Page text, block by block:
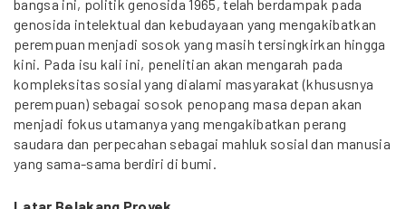
bangsa ini, politik genosida 1965, telah berdampak pada
genosida intelektual dan kebudayaan yang mengakibatkan
perempuan menjadi sosok yang masih tersingkirkan hingga
kini. Pada isu kali ini, penelitian akan mengarah pada
kompleksitas sosial yang dialami masyarakat (khususnya
perempuan) sebagai sosok penopang masa depan akan
menjadi fokus utamanya yang mengakibatkan perang
saudara dan perpecahan sebagai mahluk sosial dan manusia
yang sama-sama berdiri di bumi.
Latar Belakang Proyek